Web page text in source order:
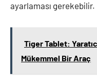
ayarlaması gerekebilir.
Tiger Tablet:
Mükemmel Bir Araç